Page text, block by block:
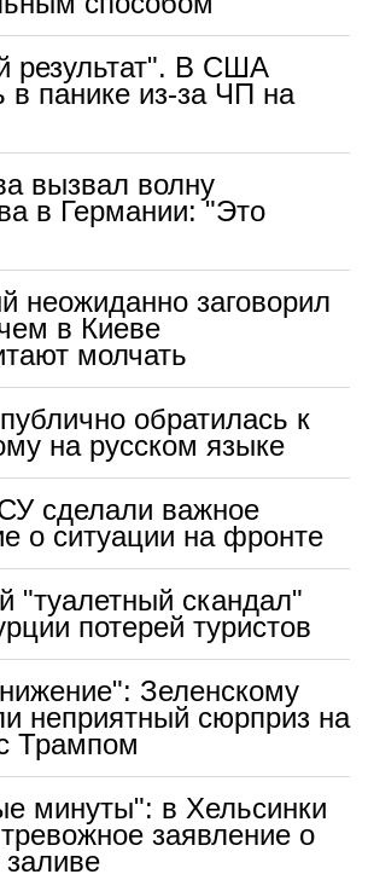
результат". В США
в панике из-за ЧП на
вызвал волну
в Германии: "Это
неожиданно заговорил
в Киеве
молчать
обратилась к
на русском языке
сделали важное
о ситуации на фронте
"туалетный скандал"
потерей туристов
Зеленскому
неприятный сюрприз на
Трампом
минуты": в Хельсинки
заявление о